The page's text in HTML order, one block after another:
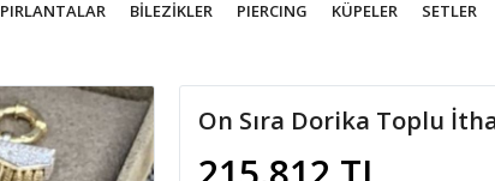
PIRLANTALAR BİLEZİKLER PIERCING KÜPELER SETLER
On Sıra Dorika Toplu